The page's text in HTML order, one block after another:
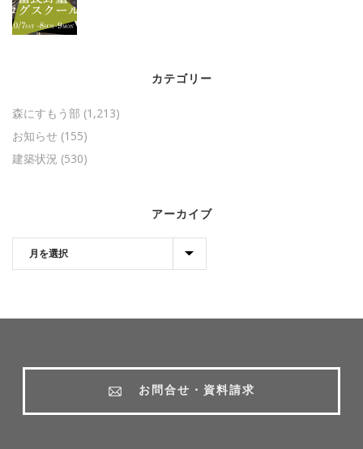
カテゴリー
森にすもう部 (1,213)
お知らせ (155)
建築状況 (530)
アーカイブ
お問合せ・資料請求